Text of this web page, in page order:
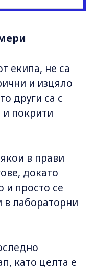
екипа, не са
и изцяло
други са с
покрити
в прави
докато
и просто се
лабораторни
като целта е